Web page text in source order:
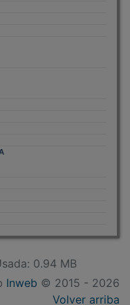
Volver arriba